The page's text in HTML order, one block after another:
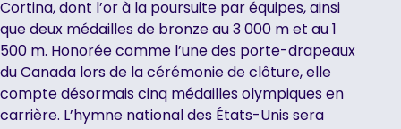
Cortina, dont l’or à la poursuite par équipes, ainsi
que deux médailles de bronze au 3 000 m et au 1
500 m. Honorée comme l’une des porte-drapeaux
du Canada lors de la cérémonie de clôture, elle
compte désormais cinq médailles olympiques en
carrière. L’hymne national des États-Unis sera